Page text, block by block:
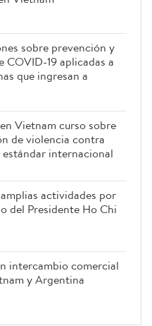
sobre prevención y
COVID-19 aplicadas a
que ingresan a
Vietnam curso sobre
de violencia contra
estándar internacional
actividades por
del Presidente Ho Chi
intercambio comercial
y Argentina